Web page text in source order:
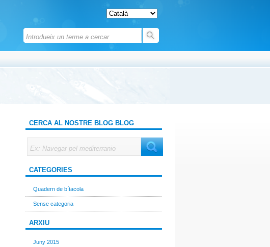
CERCA AL NOSTRE BLOG BLOG
CATEGORIES
Quadern de bítacola
Sense categoria
ARXIU
Juny 2015